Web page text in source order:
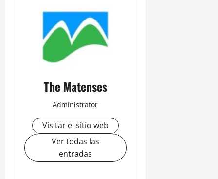
The Matenses
Administrator
Visitar el sitio web
Ver todas las
entradas